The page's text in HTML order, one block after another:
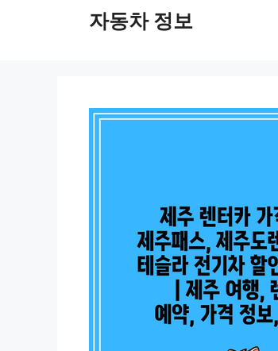
자동차 정보